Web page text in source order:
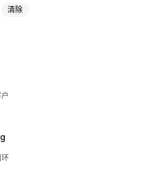
清除